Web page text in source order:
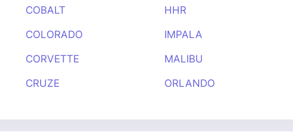
COBALT
COLORADO
CORVETTE
CRUZE
HHR
IMPALA
MALIBU
ORLANDO